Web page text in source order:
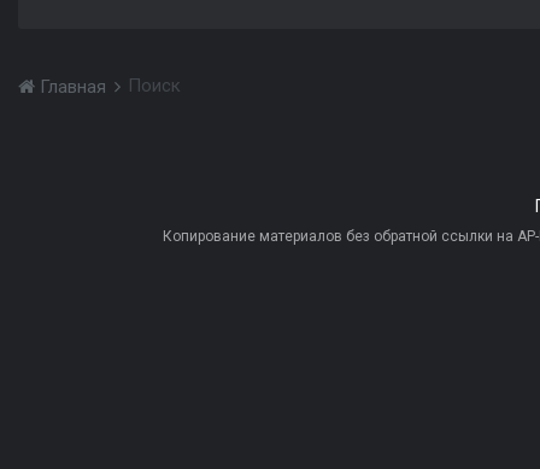
Главная Поиск
Копирование материалов без обратной ссылки на